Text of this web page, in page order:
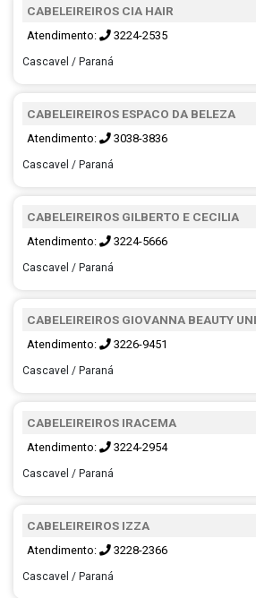
CABELEIREIROS CIA HAIR
Atendimento: 3224-2535
Cascavel / Paraná
CABELEIREIROS ESPACO DA BELEZA
Atendimento: 3038-3836
Cascavel / Paraná
CABELEIREIROS GILBERTO E CECILIA
Atendimento: 3224-5666
Cascavel / Paraná
CABELEIREIROS GIOVANNA BEAUTY
Atendimento: 3226-9451
Cascavel / Paraná
CABELEIREIROS IRACEMA
Atendimento: 3224-2954
Cascavel / Paraná
CABELEIREIROS IZZA
Atendimento: 3228-2366
Cascavel / Paraná